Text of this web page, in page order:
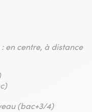
en centre, à distance
(bac+3/4)